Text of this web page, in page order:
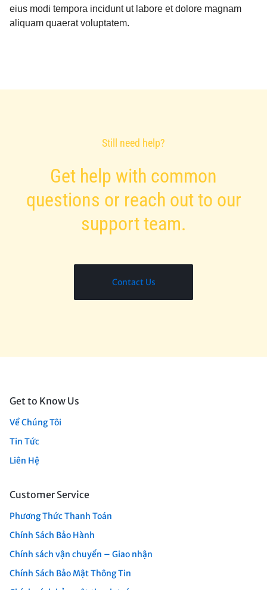
eius modi tempora incidunt ut labore et dolore magnam
aliquam quaerat voluptatem.
Still need help?
Get help with common
questions or reach out to our
support team.
Contact Us
Get to Know Us
Về Chúng Tôi
Tin Tức
Liên Hệ
Customer Service
Phương Thức Thanh Toán
Chính Sách Bảo Hành
Chính sách vận chuyển – Giao nhận
Chính Sách Bảo Mật Thông Tin